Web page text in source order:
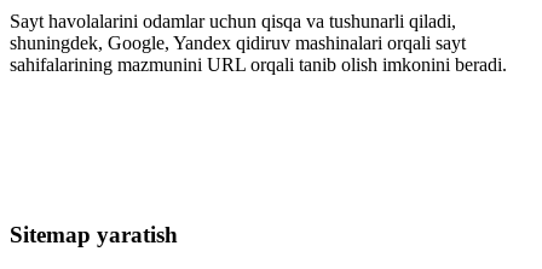
Sayt havolalarini odamlar uchun qisqa va tushunarli qiladi,
shuningdek, Google, Yandex qidiruv mashinalari orqali sayt
sahifalarining mazmunini URL orqali tanib olish imkonini beradi.
Sitemap yaratish